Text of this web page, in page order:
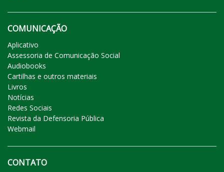
COMUNICAÇÃO
Aplicativo
Assessoria de Comunicação Social
Audiobooks
Cartilhas e outros materiais
Livros
Notícias
Redes Sociais
Revista da Defensoria Pública
Webmail
CONTATO